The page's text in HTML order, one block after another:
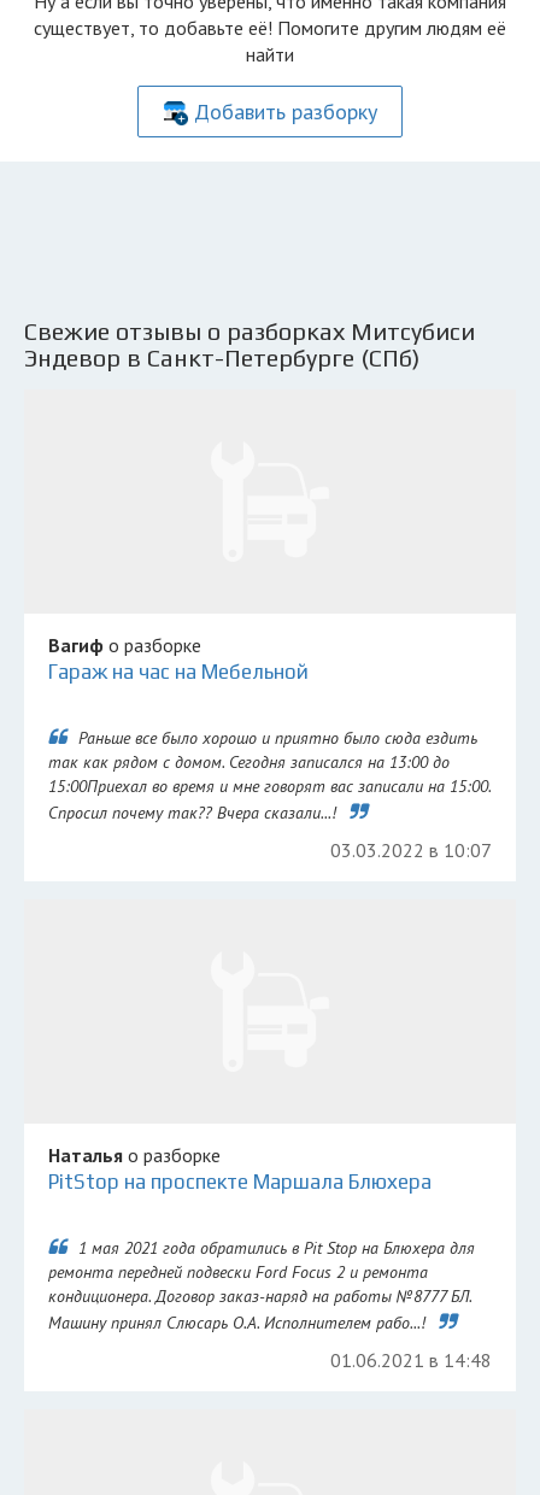
существует, то добавьте её! Помогите другим людям её
найти
Добавить разборку
Свежие отзывы о разборках Митсубиси
Эндевор в Санкт-Петербурге (СПб)
Вагиф о разборке
Гараж на час на Мебельной
Раньше все было хорошо и приятно было сюда ездить
так как рядом с домом. Сегодня записался на 13:00 до
15:00Приехал во время и мне говорят вас записали на 15:00.
Спросил почему так?? Вчера сказали...!
03.03.2022 в 10:07
Наталья о разборке
PitStop на проспекте Маршала Блюхера
1 мая 2021 года обратились в Pit Stop на Блюхера для
ремонта передней подвески Ford Focus 2 и ремонта
кондиционера. Договор заказ-наряд на работы №8777 БЛ.
Машину принял Слюсарь О.А. Исполнителем рабо...!
01.06.2021 в 14:48